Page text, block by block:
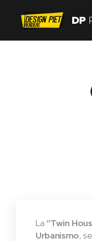
DP
La "Twin
Urbanismo,